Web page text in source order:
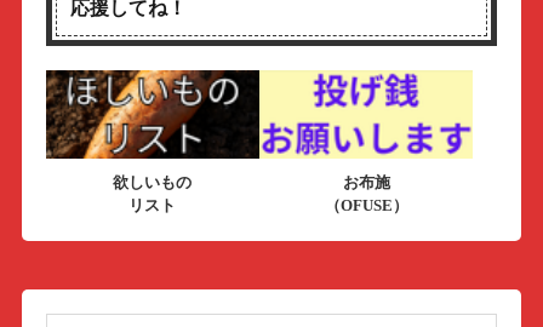
応援してね！
欲しいもの
リスト
お布施
（OFUSE）